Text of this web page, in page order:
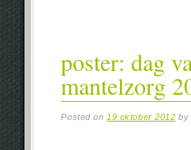
poster: dag
mantelzorg
Posted on 19 oktober 2012 by